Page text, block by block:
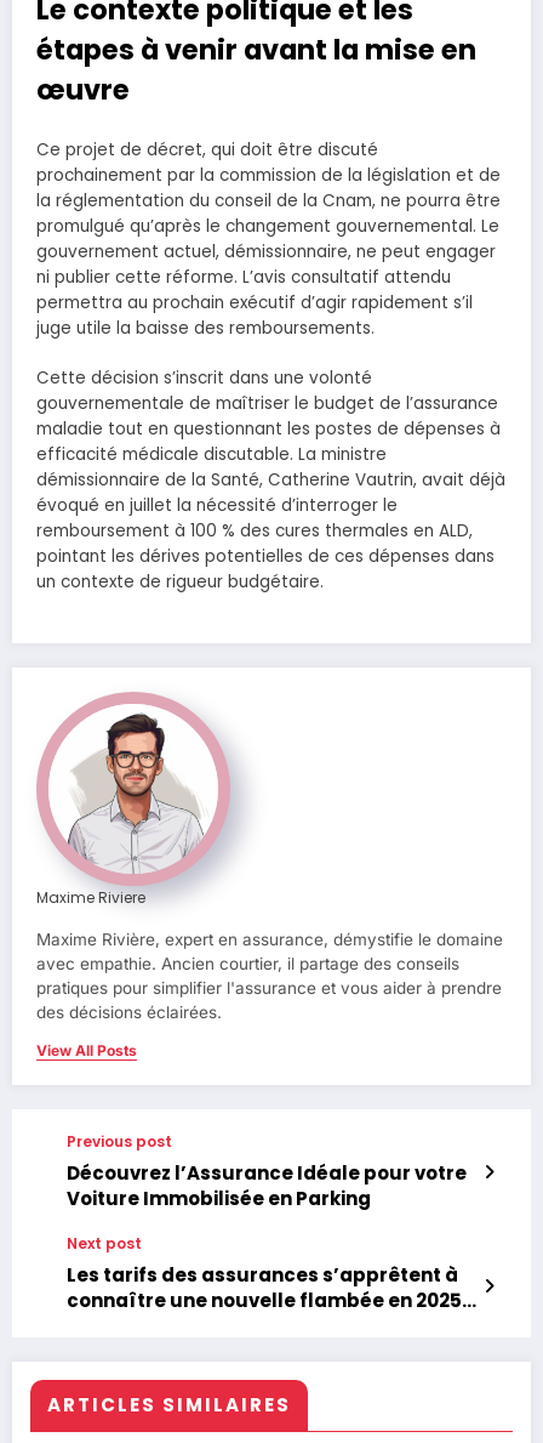
Le contexte politique et les
étapes à venir avant la mise en
œuvre
Ce projet de décret, qui doit être discuté
prochainement par la commission de la législation et de
la réglementation du conseil de la Cnam, ne pourra être
promulgué qu’après le changement gouvernemental. Le
gouvernement actuel, démissionnaire, ne peut engager
ni publier cette réforme. L’avis consultatif attendu
permettra au prochain exécutif d’agir rapidement s’il
juge utile la baisse des remboursements.
Cette décision s’inscrit dans une volonté
gouvernementale de maîtriser le budget de l’assurance
maladie tout en questionnant les postes de dépenses à
efficacité médicale discutable. La ministre
démissionnaire de la Santé, Catherine Vautrin, avait déjà
évoqué en juillet la nécessité d’interroger le
remboursement à 100 % des cures thermales en ALD,
pointant les dérives potentielles de ces dépenses dans
un contexte de rigueur budgétaire.
Maxime Riviere
Maxime Rivière, expert en assurance, démystifie le domaine
avec empathie. Ancien courtier, il partage des conseils
pratiques pour simplifier l'assurance et vous aider à prendre
des décisions éclairées.
View All Posts
Previous post
Découvrez l’Assurance Idéale pour votre
Voiture Immobilisée en Parking
Next post
Les tarifs des assurances s’apprêtent à
connaître une nouvelle flambée en 2025 :
ARTICLES SIMILAIRES